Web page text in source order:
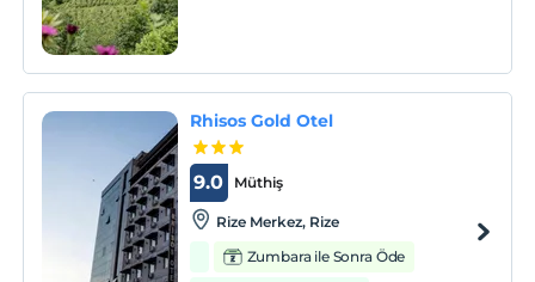
Rhisos Gold Otel
Müthiş
9.0
Rize Merkez, Rize
Zumbara ile Sonra Öde